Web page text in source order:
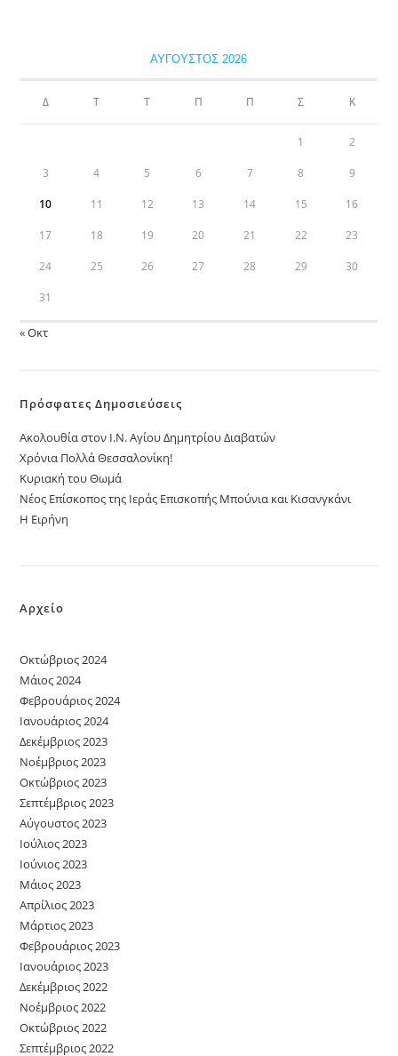
ΑΎΓΟΥΣΤΟΣ 2026
Δ Τ Τ Π Π Σ Κ
1 2
3 4 5 6 7 8 9
10 11 12 13 14 15 16
17 18 19 20 21 22 23
24 25 26 27 28 29 30
31
« Οκτ
Πρόσφατες Δημοσιεύσεις
Ακολουθία στον Ι.Ν. Αγίου Δημητρίου Διαβατών
Χρόνια Πολλά Θεσσαλονίκη!
Κυριακή του Θωμά
Νέος Επίσκοπος της Ιεράς Επισκοπής Μπούνια και Κισανγκάνι
Η Ειρήνη
Αρχείο
Οκτώβριος 2024
Μάιος 2024
Φεβρουάριος 2024
Ιανουάριος 2024
Δεκέμβριος 2023
Νοέμβριος 2023
Οκτώβριος 2023
Σεπτέμβριος 2023
Αύγουστος 2023
Ιούλιος 2023
Ιούνιος 2023
Μάιος 2023
Απρίλιος 2023
Μάρτιος 2023
Φεβρουάριος 2023
Ιανουάριος 2023
Δεκέμβριος 2022
Νοέμβριος 2022
Οκτώβριος 2022
Σεπτέμβριος 2022